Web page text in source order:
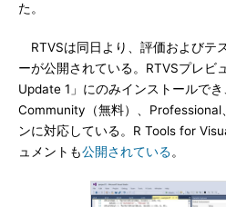
た。
RTVSは同日より、評価およびテ
ーが公開されている。RTVSプレビ
Update 1」にのみインストールで
Community（無料）、Professional
ンに対応している。R Tools for
ュメントも公開されている。